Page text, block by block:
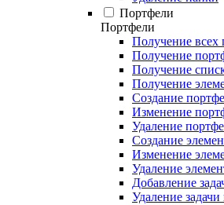
Портфели
Портфели
Получение всех
Получение
Получение
Получение
Создание
Изменение
Удаление
Создание
Изменение
Удаление
Добавление
Удаление